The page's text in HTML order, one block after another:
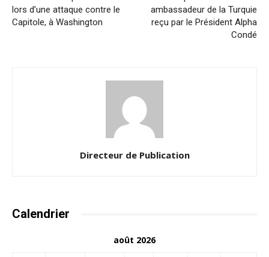
lors d’une attaque contre le
Capitole, à Washington
ambassadeur de la Turquie
reçu par le Président Alpha
Condé
Directeur de Publication
Calendrier
août 2026